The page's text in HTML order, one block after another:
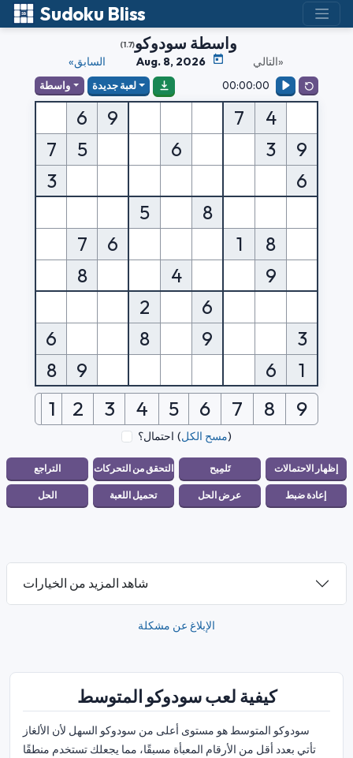
Sudoku Bliss
واسطة سودوكو(1.7)
«السابق Aug. 8, 2026 التالي»
واسطة لعبة جديدة 00:00:00
6 9 7
4
7
5 6 3
9
3
6
5
8
7
6 1
8
8
4
9
2
6
6
8 9
3
8
9 6 1
1 2 3 4 5 6 7 8 9
احتمال؟ (مسح الكل)
شاهد المزيد من الخيارات
الإبلاغ عن مشكلة
كيفية لعب سودوكو المتوسط
سودوكو المتوسط هو مستوى أعلى من سودوكو السهل لأن الألغاز
تأتي بعدد أقل من الأرقام المعبأة مسبقًا، مما يجعلك تستخدم منطقًا